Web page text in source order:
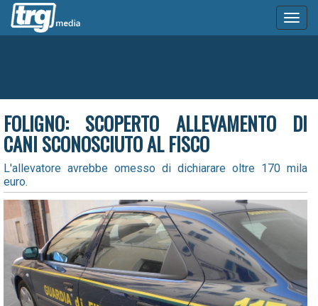
FOLIGNO: SCOPERTO ALLEVAMENTO DI
CANI SCONOSCIUTO AL FISCO
L'allevatore avrebbe omesso di dichiarare oltre 170 mila
euro.